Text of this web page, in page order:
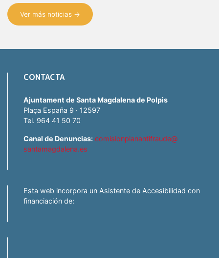
Ver más noticias →
CONTACTA
Ajuntament de Santa Magdalena de Polpis
Plaça España 9 · 12597
Tel. 964 41 50 70
Canal de Denuncias: comisionplanantifraude@
santamagdalena.es
Esta web incorpora un Asistente de Accesibilidad con
financiación de: